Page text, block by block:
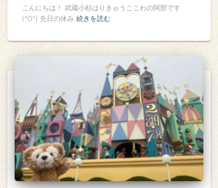
こんにちは！ 武蔵小杉はりきゅうここわの阿部です
(^O^) 先日の休み 続きを読む